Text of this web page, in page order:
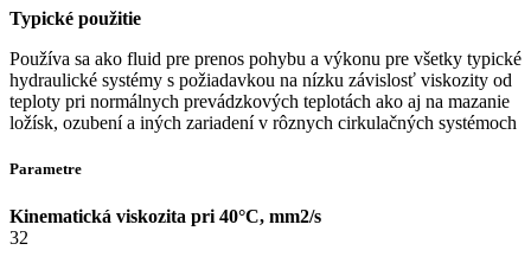
Typické použitie
Používa sa ako fluid pre prenos pohybu a výkonu pre všetky typické
hydraulické systémy s požiadavkou na nízku závislosť viskozity od
teploty pri normálnych prevádzkových teplotách ako aj na mazanie
ložísk, ozubení a iných zariadení v rôznych cirkulačných systémoch
Parametre
Kinematická viskozita pri 40°C, mm2/s
32